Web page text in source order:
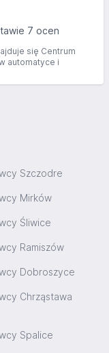
7 ocen
się Centrum
automatyce i
Szczodre
Mirków
Śliwice
Ramiszów
Dobroszyce
Chrząstawa
Spalice